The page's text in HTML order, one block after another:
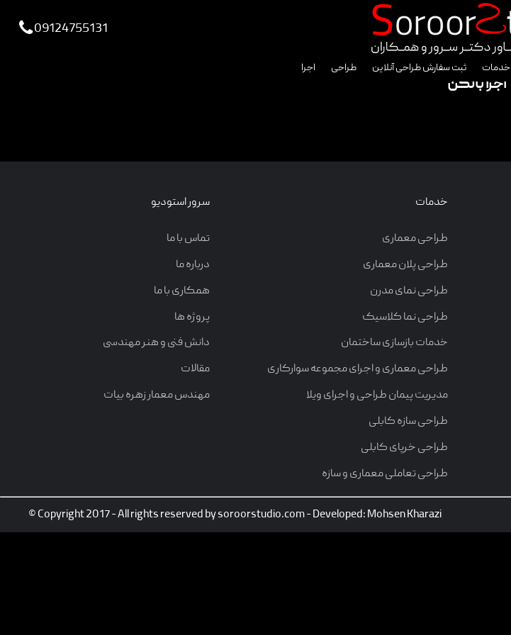
09124755131
خدمات ثبت سفارش طراحی آنلاین طراحی اجرا
اجرا بالکن
خدمات
طراحی معماری
طراحی پلان معماری
طراحی نمای مدرن
طراحی نما کلاسیک
خدمات بازسازی ساختمان
طراحی معماری و اجرای مجموعه سوارکاری
مدیریت پیمان طراحی و اجرای ویلا
طراحی سازه کابلی
طراحی خرپای کابلی
طراحی تعاملی معماری و سازه
سرور استودیو
تماس با ما
درباره ما
همکاری با ما
پروژه ها
دانش فنی و هنر مهندسی
مقالات
مهندس معمار زهره بیات
© Copyright 2017 - All rights reserved by soroorstudio.com - Developed: Mohsen Kharazi